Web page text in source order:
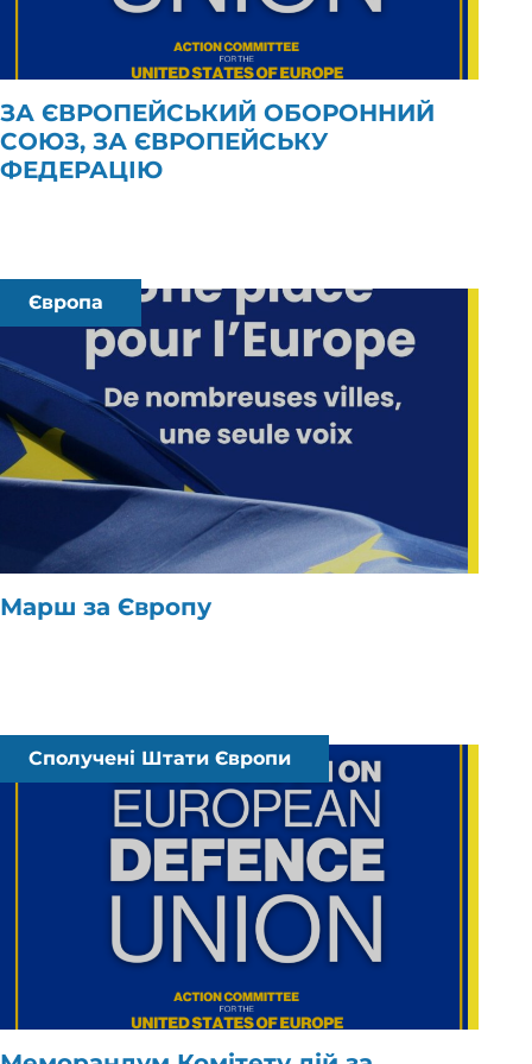
ЗА ЄВРОПЕЙСЬКИЙ ОБОРОННИЙ
СОЮЗ, ЗА ЄВРОПЕЙСЬКУ
ФЕДЕРАЦІЮ
Європа
Марш за Європу
Сполучені Штати Європи